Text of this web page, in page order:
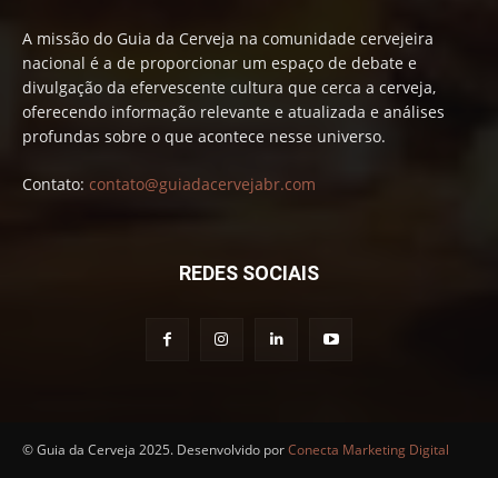
A missão do Guia da Cerveja na comunidade cervejeira
nacional é a de proporcionar um espaço de debate e
divulgação da efervescente cultura que cerca a cerveja,
oferecendo informação relevante e atualizada e análises
profundas sobre o que acontece nesse universo.
Contato: contato@guiadacervejabr.com
REDES SOCIAIS
© Guia da Cerveja 2025. Desenvolvido porConecta Marketing Digital